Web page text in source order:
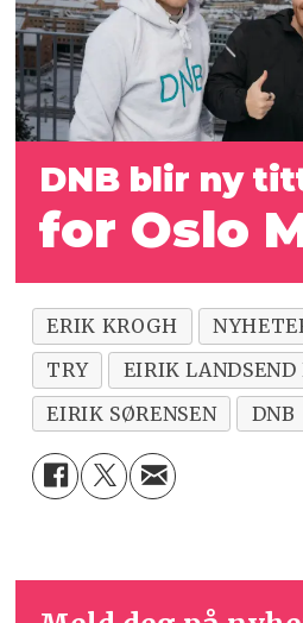
DNB blir ny
for Oslo
ERIK KROGH
TRY
EIRIK LANDSEND
EIRIK SØRENSEN
DNB